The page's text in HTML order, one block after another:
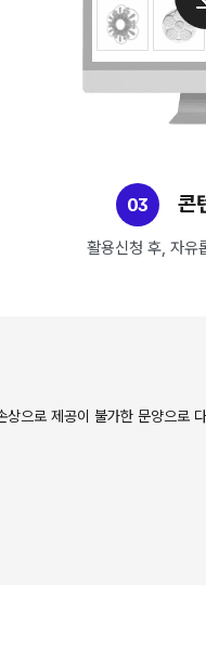
03 콘
활용신청 후, 자유
으로 제공이 불가한 문양으로